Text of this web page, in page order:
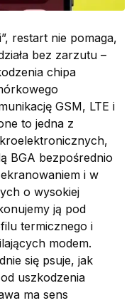
restart nie pomaga,
bez zarzutu –
chipa
GSM, LTE i
to jedna z
BGA bezpośrednio
i w
o wysokiej
ją pod
termicznego i
modem.
się psuje, jak
uszkodzenia
ma sens